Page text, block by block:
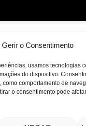
Gerir o Consentimento
usamos tecnologias
do dispositivo.
como comportamento de
o consentimento pode
ser encontrado em
é necessário
de um objeto
basta, após ativar o